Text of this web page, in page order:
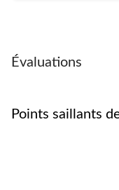
Évaluations
Points saillants